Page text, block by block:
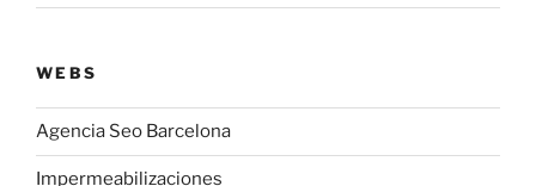
WEBS
Agencia Seo Barcelona
Impermeabilizaciones